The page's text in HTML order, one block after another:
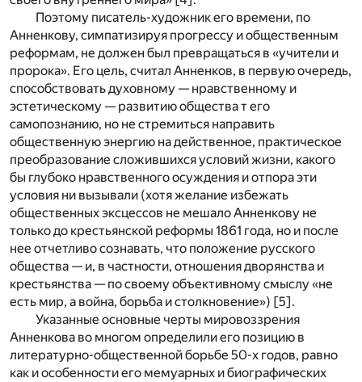
Поэтому писатель-художник его времени, по
Анненкову, симпатизируя прогрессу и общественным
реформам, не должен был превращаться в «учители и
пророка». Его цель, считал Анненков, в первую очередь,
способствовать духовному — нравственному и
эстетическому — развитию общества т его
самопознанию, но не стремиться направить
общественную энергию на действенное, практическое
преобразование сложившихся условий жизни, какого
бы глубоко нравственного осуждения и отпора эти
условия ни вызывали (хотя желание избежать
общественных эксцессов не мешало Анненкову не
только до крестьянской реформы 1861 года, но и после
нее отчетливо сознавать, что положение русского
общества — и, в частности, отношения дворянства и
крестьянства — по своему объективному смыслу «не
есть мир, а война, борьба и столкновение») [5] .
Указанные основные черты мировоззрения
Анненкова во многом определили его позицию в
литературно-общественной борьбе 50-х годов, равно
как и особенности его мемуарных и биографических